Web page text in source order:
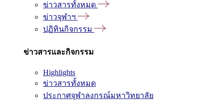
ข่าวสารทั้งหมด
ข่าวจุฬาฯ
ปฏิทินกิจกรรม
ข่าวสารและกิจกรรม
Highlights
ข่าวสารทั้งหมด
ประกาศจุฬาลงกรณ์มหาวิทยาลัย